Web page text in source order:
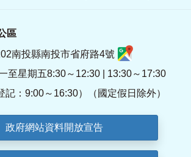
區
南投縣南投市省府路4號
至星期五8:30～12:30 | 13:30～17:30
記：9:00～16:30）（國定假日除外）
政府網站資料開放宣告